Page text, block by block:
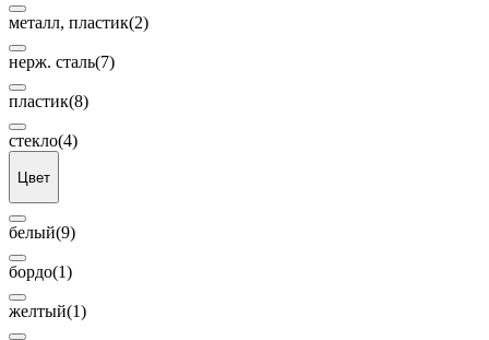
металл, пластик(2)
нерж. сталь(7)
пластик(8)
стекло(4)
Цвет
белый(9)
бордо(1)
желтый(1)